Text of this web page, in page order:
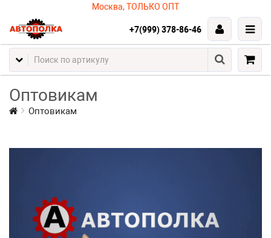
Москва, ТОЛЬКО ОПТ
+7(999) 378-86-46
Оптовикам
Оптовикам